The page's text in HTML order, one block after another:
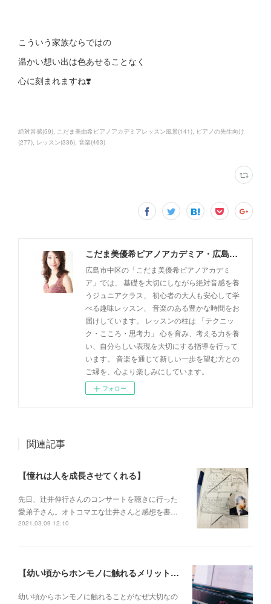
こういう家族ならではの
温かい想い出は色あせることなく
心に刻まれますね❣️
絶対音感(59) こだま美由希ピアノアカデミアレッスン風景(141) ピアノの先生向け
(277) レッスン(336) 音楽(463)
こだま美優希ピアノアカデミア・広島市中区
広島市中区の「こだま美優希ピアノアカデミ
ア」では、 基礎を大切にしながら絶対音感を養
うジュニアクラス、 初心者の大人も安心して学
べる趣味レッスン、 音楽のある豊かな時間をお
届けしています。 レッスンの柱は 「テクニッ
ク・こころ・思考力」 心を育み、考える力を養
い、自分らしい表現を大切にする指導を行って
います。 音楽を通じて新しい一歩を望む方との
ご縁を、心より楽しみにしています。
フォロー
関連記事
【憧れは人を成長させてくれる】
先日、辻井伸行さんのコンサートを 聴きに行った
愛弟子さん。 オトコマエな辻井さんと 感想を書…
2021.03.09 12:10
【幼い頃からホンモノに触れるメリットとは？】
幼い頃からホンモノに 触れることがなぜ大切なの